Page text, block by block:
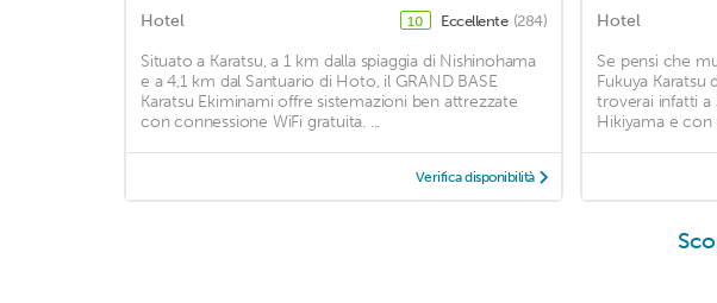
Hotel 10 Eccellente (284)
Situato a Karatsu, a 1 km dalla spiaggia di Nishinohama
e a 4,1 km dal Santuario di Hoto, il GRAND BASE
Karatsu Ekiminami offre sistemazioni ben attrezzate
con connessione WiFi gratuita. ...
Verifica disponibilità
Hotel
Se pensi che
Fukuya Karatsu
troverai infatti a
Hikiyama e con